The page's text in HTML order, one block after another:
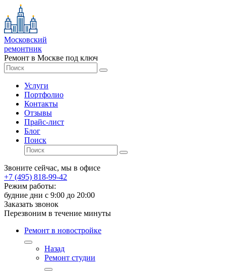
Московский
ремонтник
Ремонт в Москве под ключ
Услуги
Портфолио
Контакты
Отзывы
Прайс-лист
Блог
Поиск
Звоните сейчас, мы в офисе
+7 (495) 818-99-42
Режим работы:
будние дни с 9:00 до 20:00
Заказать звонок
Перезвоним в течение минуты
Ремонт в новостройке
Назад
Ремонт студии